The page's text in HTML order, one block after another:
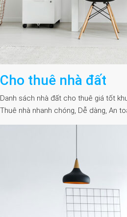
Cho thuê nhà đất
Danh sách nhà đất cho thuê giá tốt
Thuê nhà nhanh chóng, Dễ dàng, An